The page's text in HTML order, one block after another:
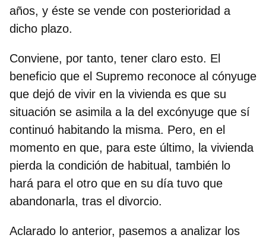
años, y éste se vende con posterioridad a
dicho plazo.
Conviene, por tanto, tener claro esto. El
beneficio que el Supremo reconoce al cónyuge
que dejó de vivir en la vivienda es que su
situación se asimila a la del excónyuge que sí
continuó habitando la misma. Pero, en el
momento en que, para este último, la vivienda
pierda la condición de habitual, también lo
hará para el otro que en su día tuvo que
abandonarla, tras el divorcio.
Aclarado lo anterior, pasemos a analizar los